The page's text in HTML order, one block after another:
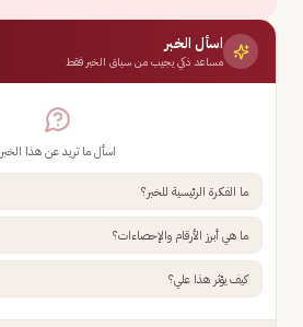
اسأل الخبر
مساعد ذكي يجيب من سياق الخبر فقط
اسأل ما تريد عن هذا الخبر
ما الفكرة الرئيسية للخبر؟
ما هي أبرز الأرقام والإحصاءات؟
كيف يؤثر هذا علي؟